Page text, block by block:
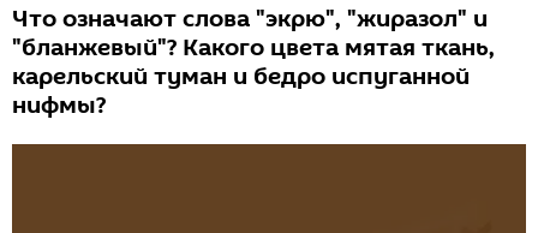
Что означают слова "экрю", "жиразол" и
"бланжевый"? Какого цвета мятая ткань,
карельский туман и бедро испуганной
нифмы?